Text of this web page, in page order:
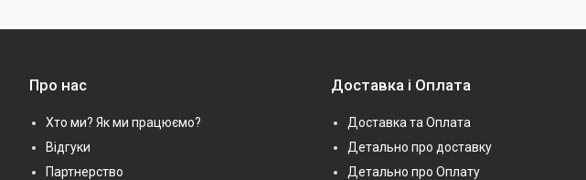
Про нас
Хто ми? Як ми працюємо?
Відгуки
Партнерство
Доставка і Оплата
Доставка та Оплата
Детально про доставку
Детально про Оплату